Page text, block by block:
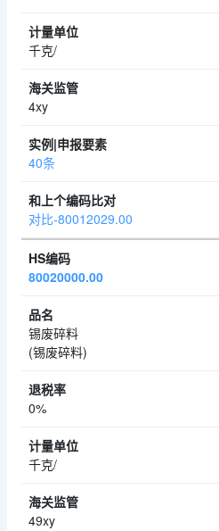
千克/
4xy
40条
对比-80012029.00
80020000.00
锡废碎料
(锡废碎料)
0%
千克/
49xy